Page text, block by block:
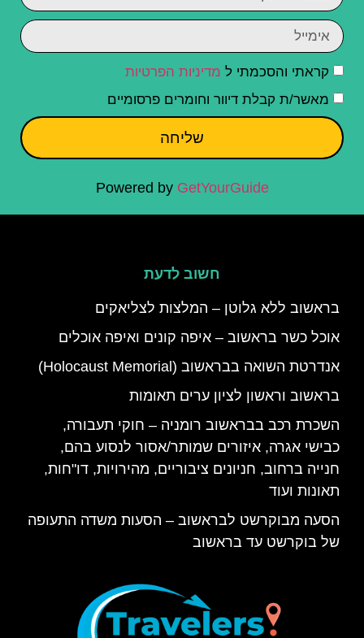
קראתי והסכמתי ל מדיניות הפרטיות
מאשר/ת קבלת דיוור וחומרים פרסומיים
שליחה
Powered by GetYourGuide
חשוב לדעת
בראשוב ללא גלוטן – המלצות לצליאקים
אוכל כשר בראשוב – איפה קונים ואיפה אוכלים
אנדרטת השואה בבראשוב (Holocaust Memorial)
בראשוב וראשון לציון ערים תאומות
השכרת רכב בבראשוב רומניה – חוקי תעבורה,
כבישי אגרה, איזורים שמותר/אסור לנסוע בהם,
חנייה ברחוב, חניונים ציבוריים, מהירויות, דו"חות,
תאונות ועוד
הסעה מבוקרשט לבראשוב – הסעות משדה התעופה
של בוקרשט עד בראשוב